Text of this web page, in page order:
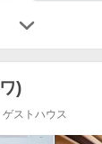
)
ストハウス